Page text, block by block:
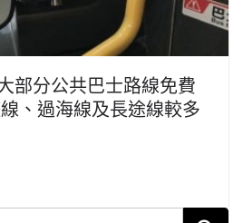
部分公共巴士路線免費
、過海線及長途線較多